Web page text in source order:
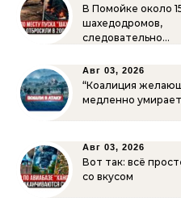
В Помойке около
шахедодромов,
следовательно…
Авг 03, 2026
“Коалиция
медленно
Авг 03, 2026
Вот так: всё
со вкусом